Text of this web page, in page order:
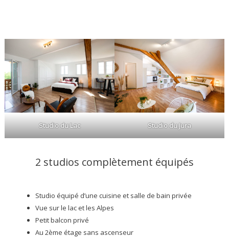
Studio du Lac Studio du Jura
2 studios complètement équipés
Studio équipé d’une cuisine et salle de bain privée
Vue sur le lac et les Alpes
Petit balcon privé
Au 2ème étage sans ascenseur